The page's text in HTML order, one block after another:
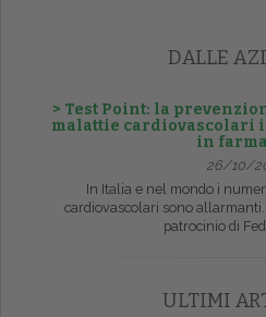
DALLE
> Test Point: la
malattie cardiovascolari
in
26/10/
In Italia e nel mondo i
cardiovascolari sono
patrocinio di
ULTIMI